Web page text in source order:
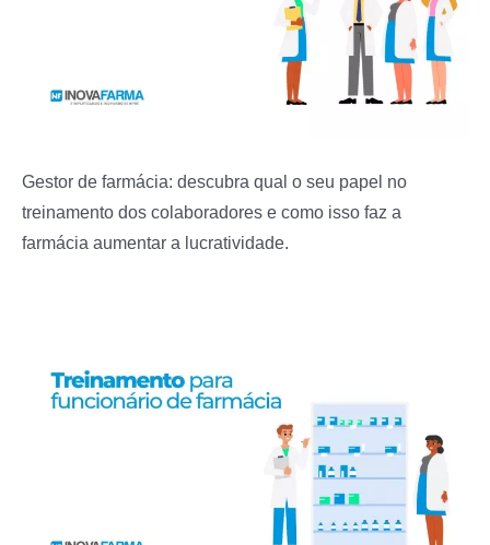
Gestor de farmácia: descubra qual o seu papel no
treinamento dos colaboradores e como isso faz a
farmácia aumentar a lucratividade.